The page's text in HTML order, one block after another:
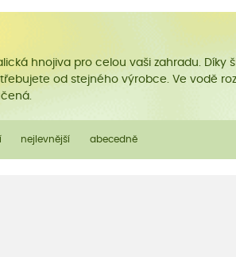
hnojiva pro celou vaši zahradu. Díky
od stejného výrobce. Ve vodě
nejlevnější abecedně